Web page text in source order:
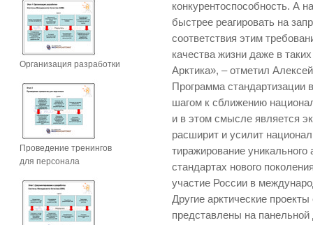
конкурентоспособность. А
быстрее реагировать на
соответствия этим
качества жизни даже в
Арктика», – отметил
Программа стандартизации
шагом к сближению
и в этом смысле является
расширит и усилит
тиражирование
стандартах нового
участие России в
Другие арктические
представлены на
Организация разработки
Проведение тренингов
для персонала